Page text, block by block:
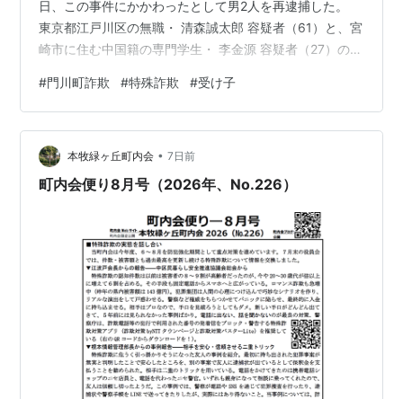
日、この事件にかかわったとして男2人を再逮捕した。
東京都江戸川区の無職・ 清森誠太郎 容疑者（61）と、宮
崎市に住む中国籍の専門学生・ 李金源 容疑者（27）の2
分かれて動く「特殊詐欺グループ」の末端、つまり現金
を受け取る「受け子」と、それを運ぶ「回収役」だった
とされる。 だが、同じ門川町では2カ月前にも、70代女
性が 5500万円 を失っていた。 2人が捕まっても、なぜ
同じ町で被害が続くのか。 この記事でわかること 門川
#門川町詐欺 #特殊詐欺 #受け子
本牧緑ヶ丘町内会 • 7日前
町内会便り8月号（2026年、No.226）